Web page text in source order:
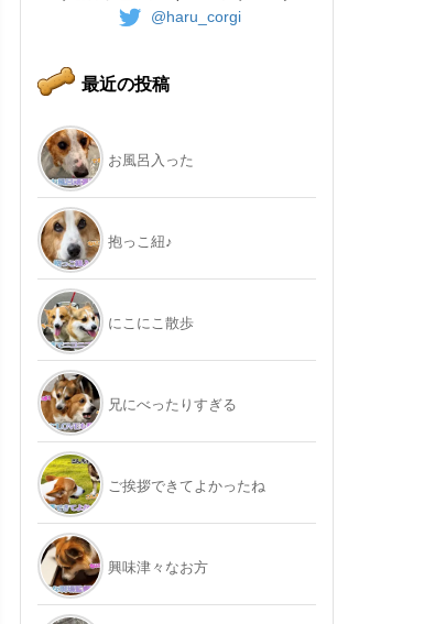
@haru_corgi
最近の投稿
お風呂入った
抱っこ紐♪
にこにこ散歩
兄にべったりすぎる
ご挨拶できてよかったね
興味津々なお方